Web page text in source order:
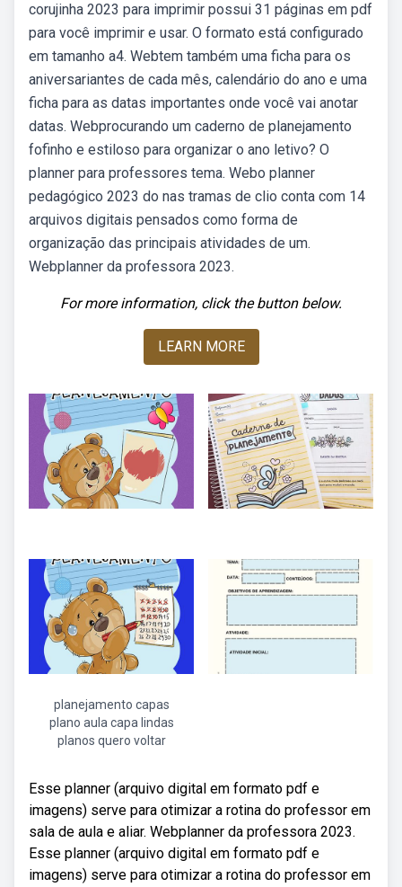
corujinha 2023 para imprimir possui 31 páginas em pdf
para você imprimir e usar. O formato está configurado
em tamanho a4. Webtem também uma ficha para os
aniversariantes de cada mês, calendário do ano e uma
ficha para as datas importantes onde você vai anotar
datas. Webprocurando um caderno de planejamento
fofinho e estiloso para organizar o ano letivo? O
planner para professores tema. Webo planner
pedagógico 2023 do nas tramas de clio conta com 14
arquivos digitais pensados como forma de
organização das principais atividades de um.
Webplanner da professora 2023.
For more information, click the button below.
LEARN MORE
planejamento capas
plano aula capa lindas
planos quero voltar
Esse planner (arquivo digital em formato pdf e
imagens) serve para otimizar a rotina do professor em
sala de aula e aliar. Webplanner da professora 2023.
Esse planner (arquivo digital em formato pdf e
imagens) serve para otimizar a rotina do professor em